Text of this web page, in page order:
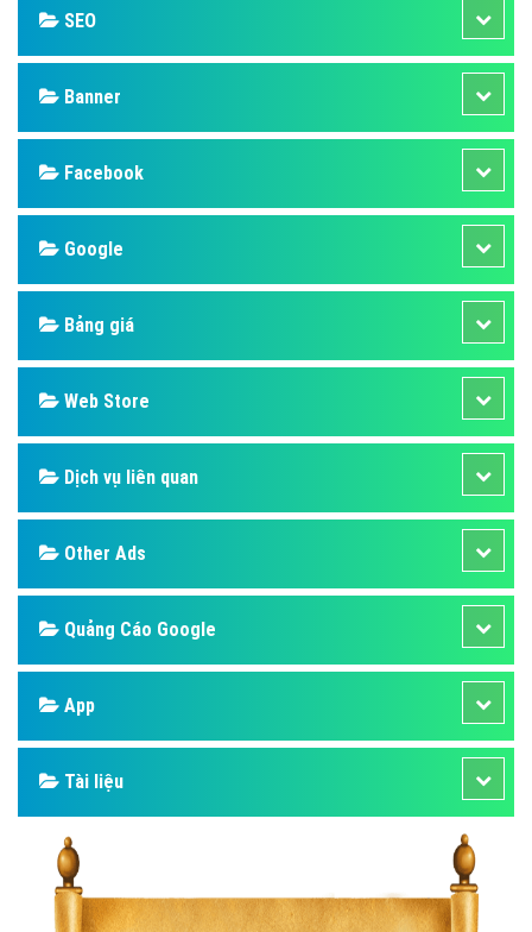
SEO
Banner
Facebook
Google
Bảng giá
Web Store
Dịch vụ liên quan
Other Ads
Quảng Cáo Google
App
Tài liệu